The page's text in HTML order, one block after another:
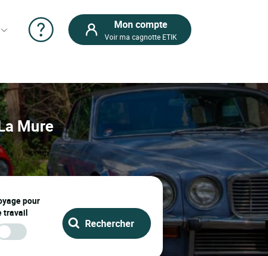
Mon compte
Voir ma cagnotte ETIK
Mure
pour
travail